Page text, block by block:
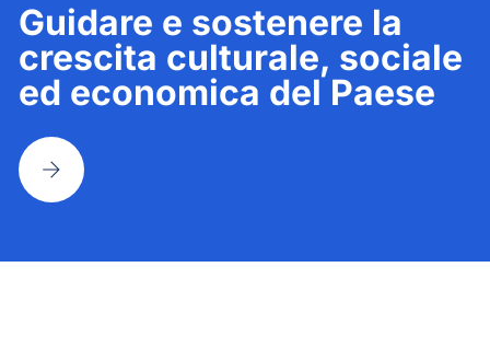
Guidare e sostenere la
crescita culturale, sociale
ed economica del Paese